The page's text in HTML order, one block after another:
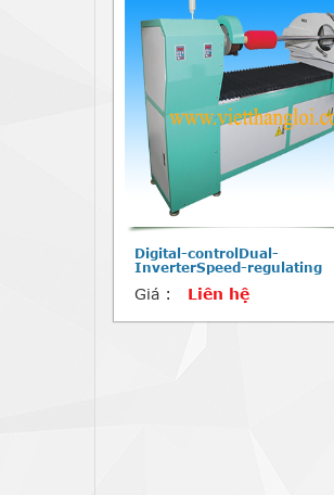
Digital-controlDual-
InverterSpeed-regulating
Giá : Liên hệ